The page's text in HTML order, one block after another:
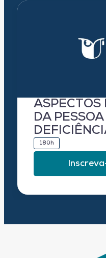
ASPECTOS
DA
180h